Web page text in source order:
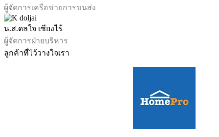
ผู้จัดการเครือข่ายการขนส่ง
น.ส.ดลใจ เซียงไร้
ผู้จัดการฝ่ายบริหาร
ลูกค้าที่ไว้วางใจเรา